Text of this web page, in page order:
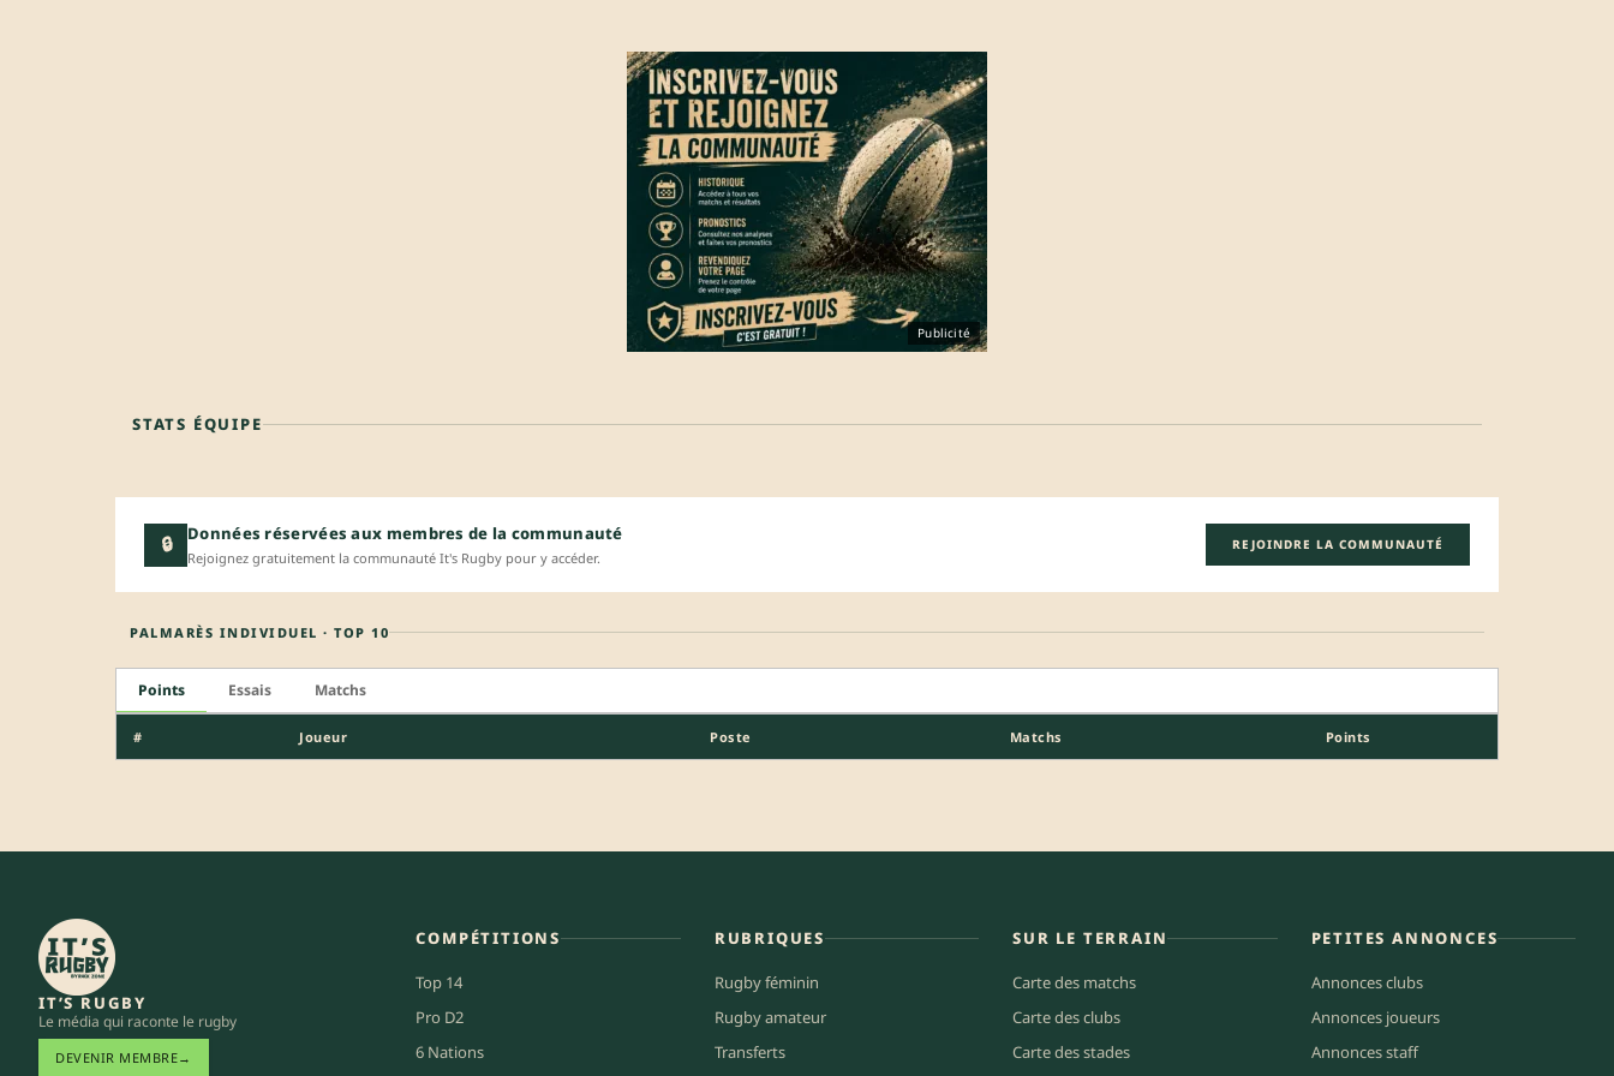
Publicité
STATS ÉQUIPE
🔒 Données réservées aux membres de la communauté
Rejoignez gratuitement la communauté It's Rugby pour y accéder.
REJOINDRE LA COMMUNAUTÉ
PALMARÈS INDIVIDUEL · TOP 10
Points Essais Matchs
# Joueur Poste Matchs Points
IT’S RUGBY
Le média qui raconte le rugby
DEVENIR MEMBRE→
COMPÉTITIONS
Top 14
Pro D2
6 Nations
RUBRIQUES
Rugby féminin
Rugby amateur
Transferts
SUR LE TERRAIN
Carte des matchs
Carte des clubs
Carte des stades
PETITES ANNONCES
Annonces clubs
Annonces joueurs
Annonces staff